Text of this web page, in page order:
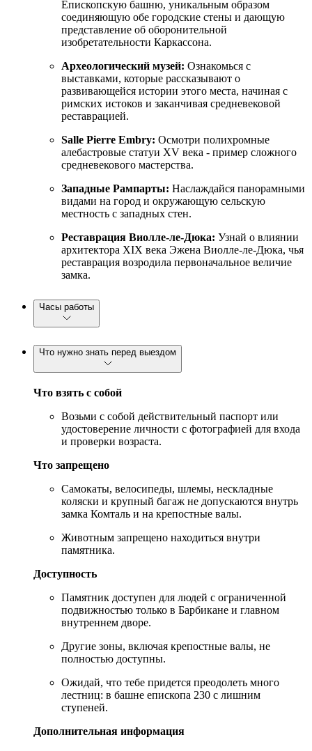
Епископскую башню, уникальным образом
соединяющую обе городские стены и дающую
представление об оборонительной
изобретательности Каркассона.
Археологический музей: Ознакомься с
выставками, которые рассказывают о
развивающейся истории этого места, начиная с
римских истоков и заканчивая средневековой
реставрацией.
Salle Pierre Embry: Осмотри полихромные
алебастровые статуи XV века - пример сложного
средневекового мастерства.
Западные Рампарты: Наслаждайся панорамными
видами на город и окружающую сельскую
местность с западных стен.
Реставрация Виолле-ле-Дюка: Узнай о влиянии
архитектора XIX века Эжена Виолле-ле-Дюка, чья
реставрация возродила первоначальное величие
замка.
Часы работы
Что нужно знать перед выездом
Что взять с собой
Возьми с собой действительный паспорт или
удостоверение личности с фотографией для входа
и проверки возраста.
Что запрещено
Самокаты, велосипеды, шлемы, нескладные
коляски и крупный багаж не допускаются внутрь
замка Комталь и на крепостные валы.
Животным запрещено находиться внутри
памятника.
Доступность
Памятник доступен для людей с ограниченной
подвижностью только в Барбикане и главном
внутреннем дворе.
Другие зоны, включая крепостные валы, не
полностью доступны.
Ожидай, что тебе придется преодолеть много
лестниц: в башне епископа 230 с лишним
ступеней.
Дополнительная информация